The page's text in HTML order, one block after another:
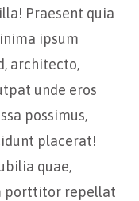
Praesent quia
ipsum
architecto,
unde eros
possimus,
placerat!
quae,
porttitor repellat